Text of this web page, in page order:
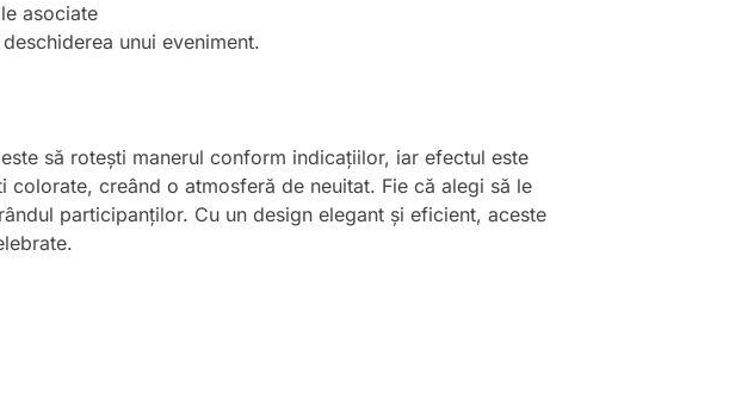
asociate
unui eveniment.
să rotești manerul conform indicațiilor, iar efectul este
creând o atmosferă de neuitat. Fie că alegi să le
participanților. Cu un design elegant și eficient, aceste